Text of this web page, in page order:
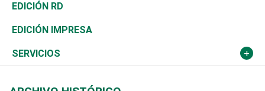
Ocenanía
Caribe
Resto del mundo
Telecom.
Global y variable
Economía personal
Sociales
Novedades
Podcast Arte Libre
Tenis
Olimpismo
Más deportes
El Espía
Noticiero Poteleche
Columnistas
Historia
Martes de tecnología
Cambio climático
Revista
Deportes
Opinión
EDICIÓN RD
EDICIÓN IMPRESA
SERVICIOS